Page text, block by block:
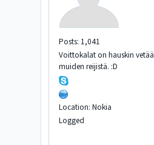
Posts: 1,041
Voittokalat on hauskin vetää
muiden reijistä. :D
Location: Nokia
Logged